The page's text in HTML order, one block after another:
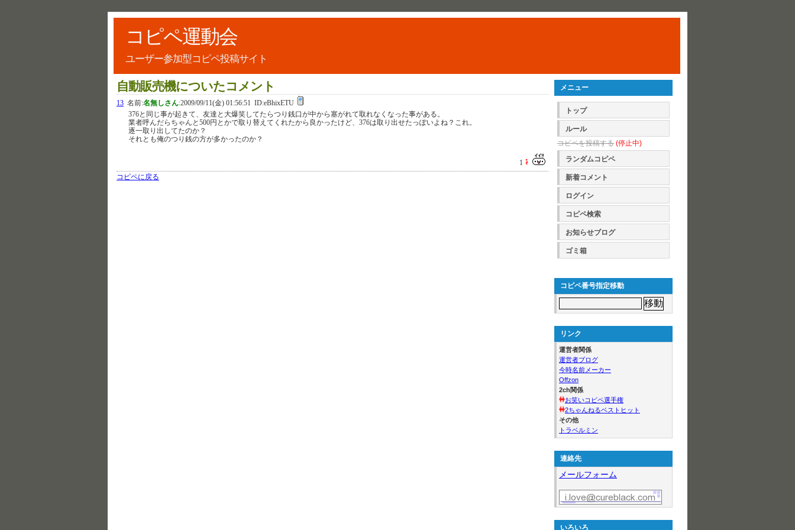
コピペ運動会
ユーザー参加型コピペ投稿サイト
自動販売機についたコメント
13 名前:名無しさん:2009/09/11(金) 01:56:51 ID:eBhixETU
376と同じ事が起きて、友達と大爆笑してたらつり銭口が中から塞がれて取れなくなった事がある。
業者呼んだらちゃんと500円とかで取り替えてくれたから良かったけど、376は取り出せたっぽいよね？これ。
逐一取り出してたのか？
それとも俺のつり銭の方が多かったのか？
1
コピペに戻る
メニュー
トップ
ルール
コピペを投稿する (停止中)
ランダムコピペ
新着コメント
ログイン
コピペ検索
お知らせブログ
ゴミ箱
コピペ番号指定移動
リンク
運営者関係
運営者ブログ
今時名前メーカー
Offzon
2ch関係
お笑いコピペ選手権
2ちゃんねるベストヒット
その他
トラベルミン
連絡先
メールフォーム
いろいろ